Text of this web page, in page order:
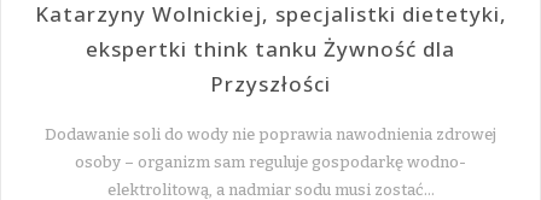
Katarzyny Wolnickiej, specjalistki dietetyki,
ekspertki think tanku Żywność dla
Przyszłości
Dodawanie soli do wody nie poprawia nawodnienia zdrowej
osoby – organizm sam reguluje gospodarkę wodno-
elektrolitową, a nadmiar sodu musi zostać…